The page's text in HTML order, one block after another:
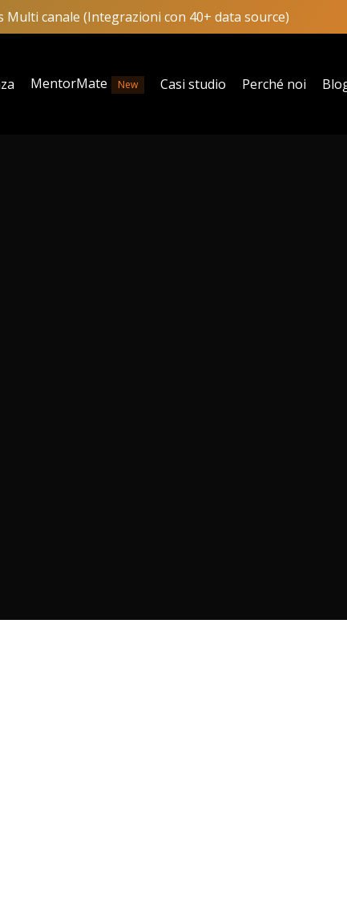
canale (Integrazioni con 40+ data source)
MentorMate New Casi studio Perché noi